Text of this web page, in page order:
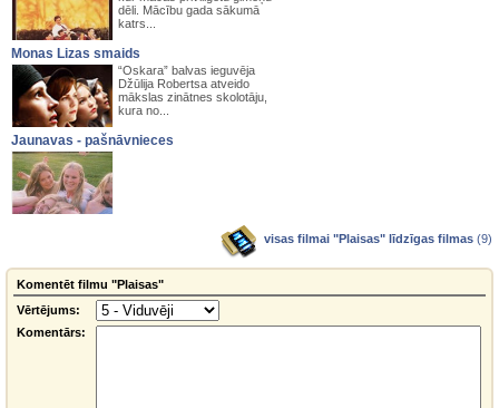
dēli. Mācību gada sākumā
katrs...
Monas Lizas smaids
“Oskara” balvas ieguvēja
Džūlija Robertsa atveido
mākslas zinātnes skolotāju,
kura no...
Jaunavas - pašnāvnieces
visas filmai "Plaisas" līdzīgas filmas (9)
Komentēt filmu "Plaisas"
Vērtējums:
Komentārs: